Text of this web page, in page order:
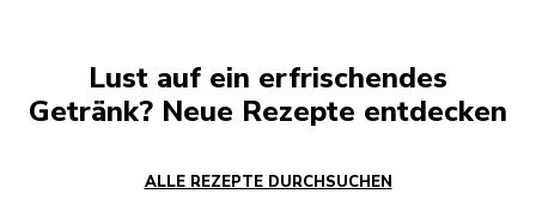
Lust auf ein erfrischendes
Getränk? Neue Rezepte entdecken
ALLE REZEPTE DURCHSUCHEN